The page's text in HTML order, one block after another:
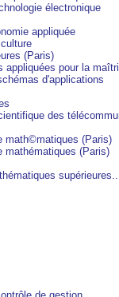
électronique
appliquée
(Paris)
appliquées pour la
d'applications
des
math©matiques (Paris)
mathématiques (Paris)